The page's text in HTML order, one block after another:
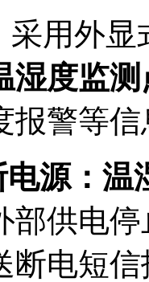
采用外显
湿度监测
报警等信
电源：温
部供电
断电短